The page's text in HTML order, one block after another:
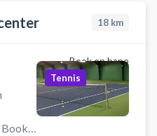
18 km
Book en bane
Book
Tennis